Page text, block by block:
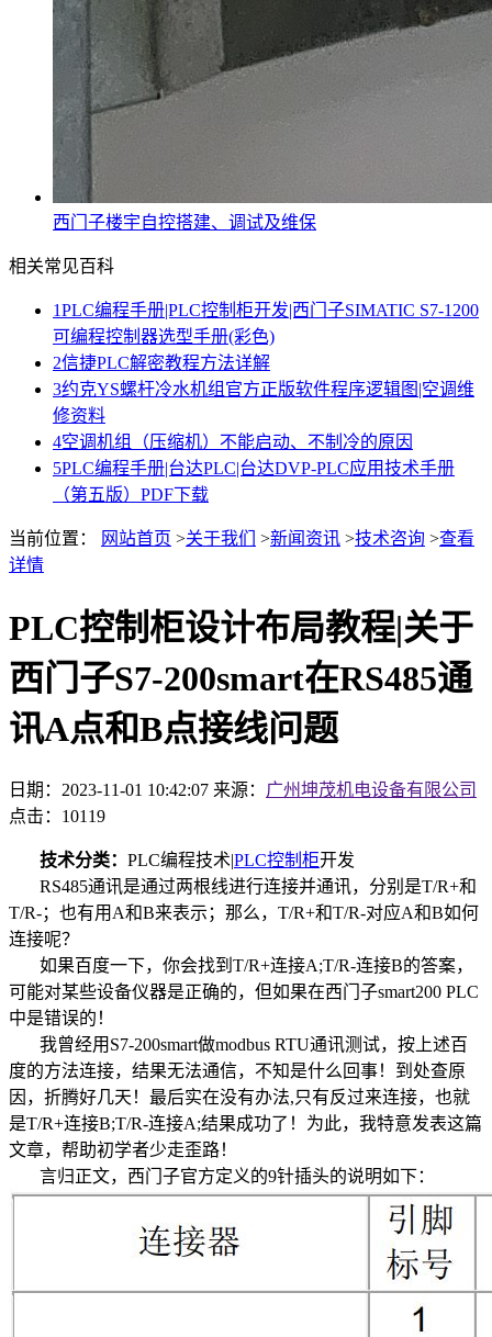
西门子楼宇自控搭建、调试及维保
相关常见百科
1PLC编程手册|PLC控制柜开发|西门子SIMATIC S7-1200
可编程控制器选型手册(彩色)
2信捷PLC解密教程方法详解
3约克YS螺杆冷水机组官方正版软件程序逻辑图|空调维
修资料
4空调机组（压缩机）不能启动、不制冷的原因
5PLC编程手册|台达PLC|台达DVP-PLC应用技术手册
（第五版）PDF下载
当前位置： 网站首页 >关于我们 >新闻资讯 >技术咨询 >查看
详情
PLC控制柜设计布局教程|关于
西门子S7-200smart在RS485通
讯A点和B点接线问题
日期：2023-11-01 10:42:07 来源： 广州坤茂机电设备有限公司
点击：10119
技术分类： PLC编程技术|PLC控制柜开发
RS485通讯是通过两根线进行连接并通讯，分别是T/R+和
T/R-；也有用A和B来表示；那么，T/R+和T/R-对应A和B如何
连接呢？
如果百度一下，你会找到T/R+连接A;T/R-连接B的答案，
可能对某些设备仪器是正确的，但如果在西门子smart200 PLC
中是错误的！
我曾经用S7-200smart做modbus RTU通讯测试，按上述百
度的方法连接，结果无法通信，不知是什么回事！到处查原
因，折腾好几天！最后实在没有办法,只有反过来连接，也就
是T/R+连接B;T/R-连接A;结果成功了！为此，我特意发表这篇
文章，帮助初学者少走歪路！
言归正文，西门子官方定义的9针插头的说明如下：